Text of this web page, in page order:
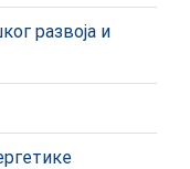
развоја и